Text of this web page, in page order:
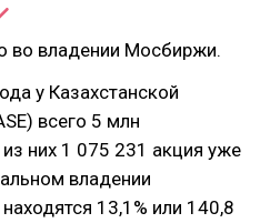
во владении Мосбиржи.
у Казахстанской
всего 5 млн
них 1 075 231 акция уже
владении
13,1% или 140,8